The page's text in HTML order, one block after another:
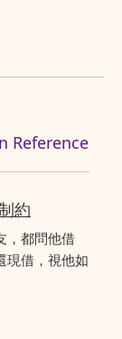
Reference
約
，都問他借
現借，視他如